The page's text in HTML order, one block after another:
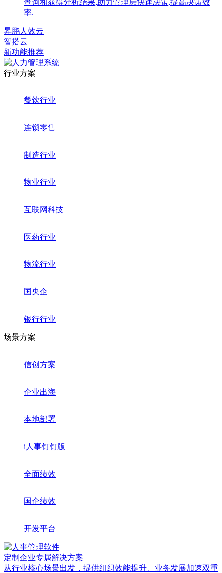
查询和获得分析结果,助力管理层快速决策,提高决策效
率.
昇鹏人效云
智搭云
新功能推荐
行业方案
餐饮行业
连锁零售
制造行业
物业行业
互联网科技
医药行业
物流行业
国央企
银行行业
场景方案
信创方案
企业出海
本地部署
i人事钉钉版
全面绩效
国企绩效
开发平台
定制企业专属解决方案
从行业核心场景出发，提供组织效能提升、业务发展加速双重